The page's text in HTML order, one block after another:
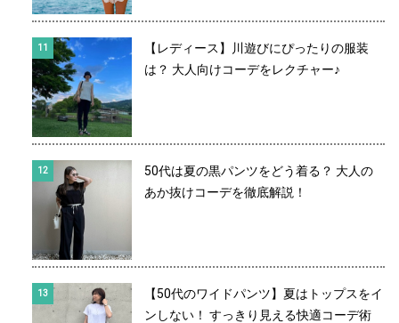
【レディース】川遊びにぴったりの服装
は？ 大人向けコーデをレクチャー♪
50代は夏の黒パンツをどう着る？ 大人の
あか抜けコーデを徹底解説！
【50代のワイドパンツ】夏はトップスをイ
ンしない！ すっきり見える快適コーデ術